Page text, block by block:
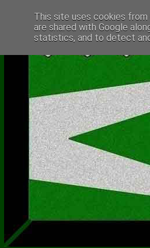
This site uses cookies
are shared with Google
statistics, and to detect